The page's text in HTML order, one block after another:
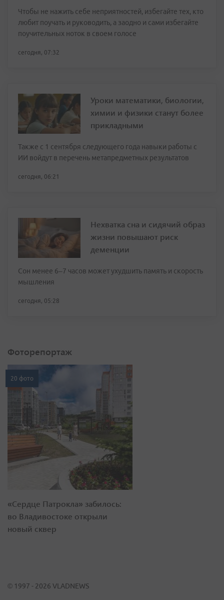
Чтобы не нажить себе неприятностей, избегайте тех, кто
любит поучать и руководить, а заодно и сами избегайте
поучительных ноток в своем голосе
сегодня, 07:32
Уроки математики, биологии,
химии и физики станут более
прикладными
Также с 1 сентября следующего года навыки работы с
ИИ войдут в перечень метапредметных результатов
сегодня, 06:21
Нехватка сна и сидячий образ
жизни повышают риск
деменции
Сон менее 6–7 часов может ухудшить память и скорость
мышления
сегодня, 05:28
Фоторепортаж
20 фото
«Сердце Патрокла» забилось:
во Владивостоке открыли
новый сквер
© 1997 - 2026 VLADNEWS